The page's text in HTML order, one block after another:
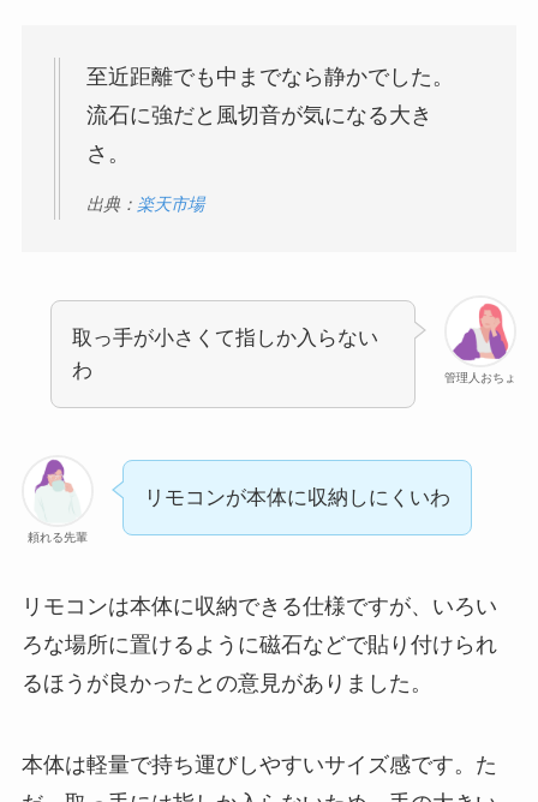
至近距離でも中までなら静かでした。
流石に強だと風切音が気になる大き
さ。
出典： 楽天市場
管理人おちょ
取っ手が小さくて指しか入らない
わ
頼れる先輩
リモコンが本体に収納しにくいわ
リモコンは本体に収納できる仕様ですが、いろい
ろな場所に置けるように磁石などで貼り付けられ
るほうが良かったとの意見がありました。
本体は軽量で持ち運びしやすいサイズ感です。た